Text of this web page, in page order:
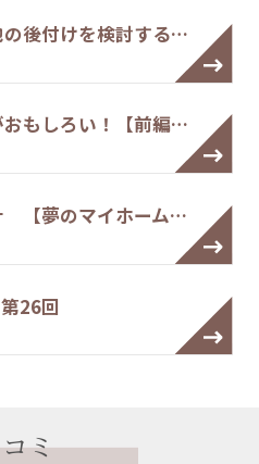
後付けを検討する…
もしろい！【前編…
【夢のマイホーム…
26回
ミ